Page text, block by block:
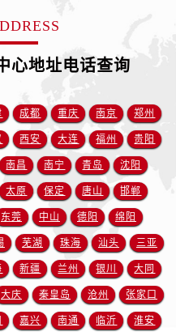
福建省南平市建阳区人民西路帝舵售后服务中心（需提前预约）
福建省宁德市蕉城区天湖东路帝舵售后服务中心（需提前预约）
福建省莆田市城厢区霞林街道荔华东大道帝舵售后服务中心（需提前预约）
福建省三明市三元区东乾二路帝舵售后服务中心（需提前预约）
福建省漳州市龙文区步港路帝舵售后服务中心（需提前预约）
江苏省常州市新北区龙锦路1590号现代传媒中心5号楼10层1008室帝舵售后服务中心（需提前预约）
江苏省淮安市清江浦区淮海北路帝舵售后服务中心（需提前预约）
江苏省连云港市海州区通灌北路帝舵售后服务中心（需提前预约）
江苏省南京市秦淮区中山南路1号南京中心22层22-C1-C3室帝舵售后服务中心（需提前预约）
江苏省宿迁市宿城区西湖路帝舵售后服务中心（需提前预约）
心地址电话查询
成都 重庆 南京 郑州
西安 大连 福州 贵阳
南昌 南宁 青岛 沈阳
太原 保定 唐山 邯郸
东莞 中山 德阳 绵阳
芜湖 珠海 汕头 三亚
新疆 兰州 银川 大同
大庆 秦皇岛 沧州 张家口
嘉兴 南通 临沂 淮安